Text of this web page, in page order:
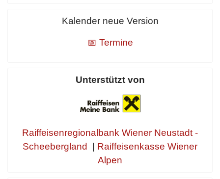
Kalender neue Version
📅 Termine
Unterstützt von
Raiffeisenregionalbank Wiener Neustadt -
Scheebergland
Raiffeisenkasse Wiener
Alpen